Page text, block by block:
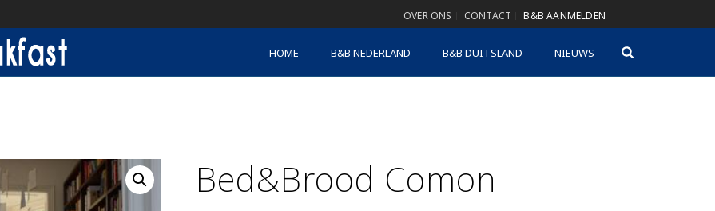
OVER ONS CONTACT B&B AANMELDEN
HOME B&B NEDERLAND B&B DUITSLAND NIEUWS
Bed&Brood Comon